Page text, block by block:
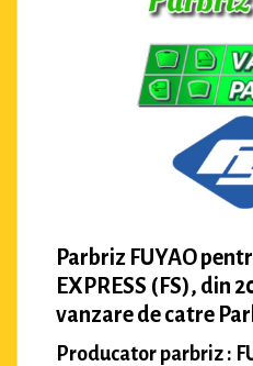
Parbriz FUYAO
EXPRESS (FS), din
vanzare de catre
Producator parbriz :